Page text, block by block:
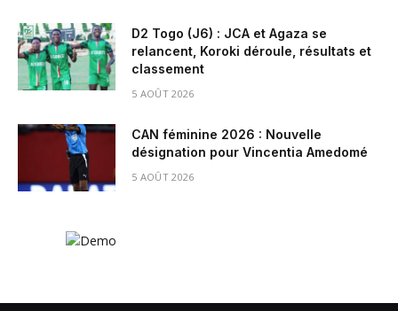
D2 Togo (J6) : JCA et Agaza se
relancent, Koroki déroule, résultats et
classement
5 AOÛT 2026
CAN féminine 2026 : Nouvelle
désignation pour Vincentia Amedomé
5 AOÛT 2026